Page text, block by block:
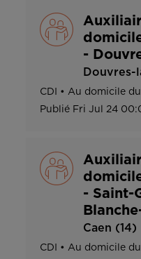
-
Douvres-
CDI • Au domicile
Publié Fri Jul 24
- Saint-
Caen (14)
CDI • Au domicile